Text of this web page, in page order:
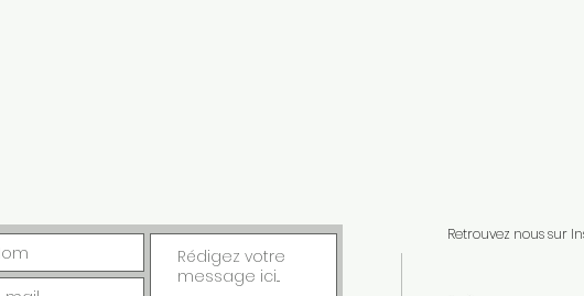
Retrouvez nous sur